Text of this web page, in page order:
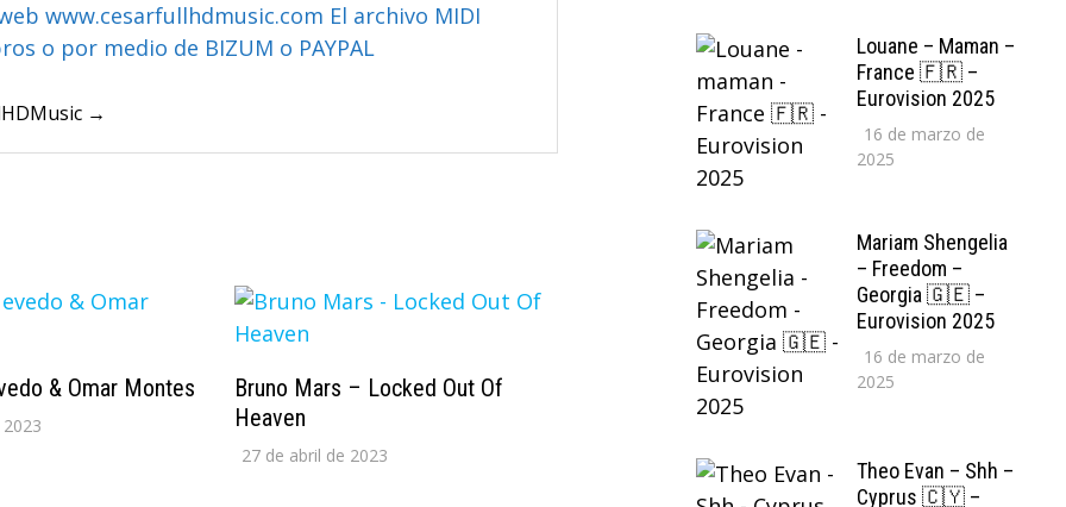
www.cesarfullhdmusic.com El archivo MIDI
o por medio de BIZUM o PAYPAL
→
& Omar Montes
Bruno Mars – Locked Out Of
Heaven
27 de abril de 2023
Louane – Maman –
France 🇫🇷 –
Eurovision 2025
16 de marzo de
2025
Mariam Shengelia
– Freedom –
Georgia 🇬🇪 –
Eurovision 2025
16 de marzo de
2025
Theo Evan – Shh –
Cyprus 🇨🇾 –